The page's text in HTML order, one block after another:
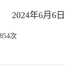
2024年6月6日
854次